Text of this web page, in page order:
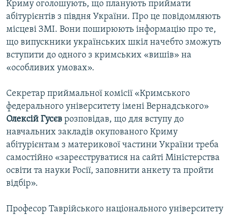
Криму оголошують, що планують приймати
абітурієнтів з півдня України. Про це повідомляють
місцеві ЗМІ. Вони поширюють інформацію про те,
що випускники українських шкіл начебто зможуть
вступити до одного з кримських «вишів» на
«особливих умовах».
Секретар приймальної комісії «Кримського
федерального університету імені Вернадського»
Олексій Гусєв розповідав, що для вступу до
навчальних закладів окупованого Криму
абітурієнтам з материкової частини України треба
самостійно «зареєструватися на сайті Міністерства
освіти та науки Росії, заповнити анкету та пройти
відбір».
Професор Таврійського національного університету